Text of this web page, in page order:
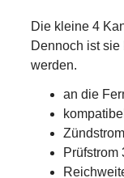
Die kleine 4
Dennoch ist
werden.
an die
Prüfstrom